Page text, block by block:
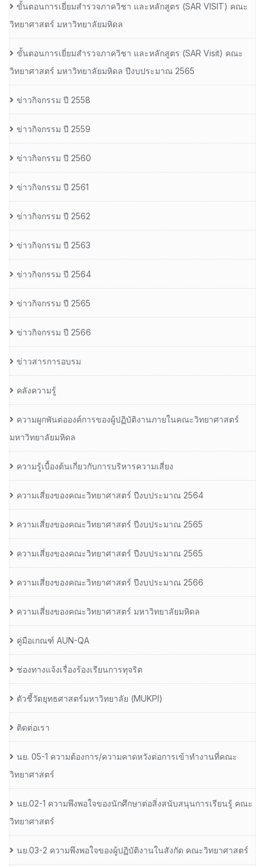
ขั้นตอนการเยี่ยมสำรวจภาควิชา และหลักสูตร (SAR VISIT) คณะ
วิทยาศาสตร์ มหาวิทยาลัยมหิดล
ขั้นตอนการเยี่ยมสำรวจภาควิชา และหลักสูตร (SAR Visit) คณะ
วิทยาศาสตร์ มหาวิทยาลัยมหิดล ปีงบประมาณ 2565
ข่าวกิจกรรม ปี 2558
ข่าวกิจกรรม ปี 2559
ข่าวกิจกรรม ปี 2560
ข่าวกิจกรรม ปี 2561
ข่าวกิจกรรม ปี 2562
ข่าวกิจกรรม ปี 2563
ข่าวกิจกรรม ปี 2564
ข่าวกิจกรรม ปี 2565
ข่าวกิจกรรม ปี 2566
ข่าวสารการอบรม
คลังความรู้
ความผูกพันต่อองค์การของผู้ปฏิบัติงานภายในคณะวิทยาศาสตร์
มหาวิทยาลัยมหิดล
ความรู้เบื้องต้นเกี่ยวกับการบริหารความเสี่ยง
ความเสี่ยงของคณะวิทยาศาสตร์ ปีงบประมาณ 2564
ความเสี่ยงของคณะวิทยาศาสตร์ ปีงบประมาณ 2565
ความเสี่ยงของคณะวิทยาศาสตร์ ปีงบประมาณ 2565
ความเสี่ยงของคณะวิทยาศาสตร์ ปีงบประมาณ 2566
ความเสี่ยงของคณะวิทยาศาสตร์ มหาวิทยาลัยมหิดล
คู่มือเกณฑ์ AUN-QA
ช่องทางแจ้งเรื่องร้องเรียนการทุจริต
ตัวชี้วัดยุทธศาสตร์มหาวิทยาลัย (MUKPI)
ติดต่อเรา
นย. 05-1 ความต้องการ/ความคาดหวังต่อการเข้าทำงานที่คณะ
วิทยาศาสตร์
นย.02-1 ความพึงพอใจของนักศึกษาต่อสิ่งสนับสนุนการเรียนรู้ คณะ
วิทยาศาสตร์
นย.03-2 ความพึงพอใจของผู้ปฏิบัติงานในสังกัด คณะวิทยาศาสตร์